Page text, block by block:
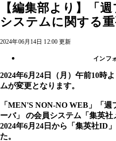
【編集部より】「
システムに関する
2024年06月14日 12:00 更新
インフ
2024年6月24日（月）午前10時
ムが変更となります。
「MEN'S NON-NO WEB」「
ーバ」 の会員システム「集英社
2024年6月24日から「集英社ID
た。